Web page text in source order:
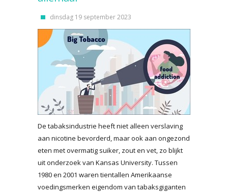
dinsdag 19 september 2023
De tabaksindustrie heeft niet alleen verslaving
aan nicotine bevorderd, maar ook aan ongezond
eten met overmatig suiker, zout en vet, zo blijkt
uit onderzoek van Kansas University. Tussen
1980 en 2001 waren tientallen Amerikaanse
voedingsmerken eigendom van tabaksgiganten